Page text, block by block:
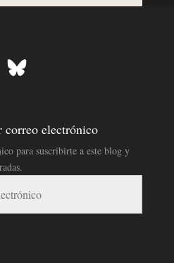
Bluesky
correo electrónico
para suscribirte a este blog y